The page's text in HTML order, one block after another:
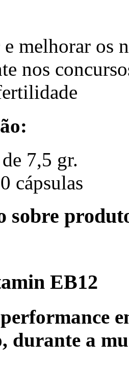
melhorar os
nos
7,5 gr.
cápsulas
sobre
EB12
durante a